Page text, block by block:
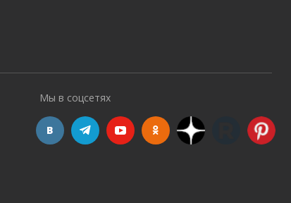
Мы в соцсетях